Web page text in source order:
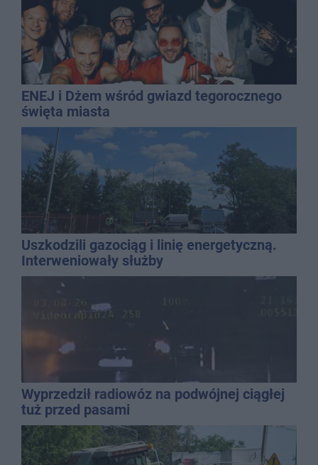
ENEJ i Dżem wśród gwiazd tegorocznego
święta miasta
Uszkodzili gazociąg i linię energetyczną.
Interweniowały służby
Wyprzedził radiowóz na podwójnej ciągłej
tuż przed pasami